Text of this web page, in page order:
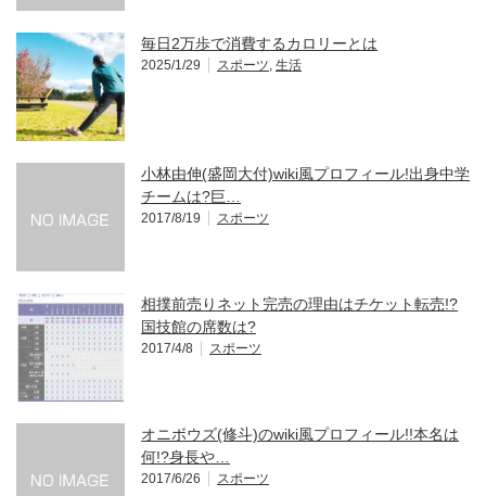
毎日2万歩で消費するカロリーとは
2025/1/29 スポーツ, 生活
小林由伸(盛岡大付)wiki風プロフィール!出身中学
チームは?巨…
2017/8/19 スポーツ
相撲前売りネット完売の理由はチケット転売!?
国技館の席数は?
2017/4/8 スポーツ
オニボウズ(修斗)のwiki風プロフィール!!本名は
何!?身長や…
2017/6/26 スポーツ